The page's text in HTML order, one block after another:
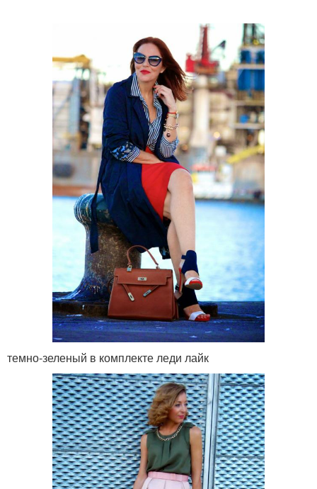
темно-зеленый в комплекте леди лайк